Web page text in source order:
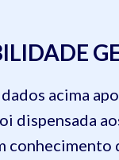
acima
dispensada
conhecimento